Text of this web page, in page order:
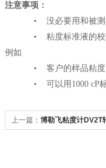
注意事项：
•
没必要用和被
•
粘度标准液的
例如
•
客户的样品粘
•
可以用 1000 cP
上一篇： 博勒飞粘度计DV2T